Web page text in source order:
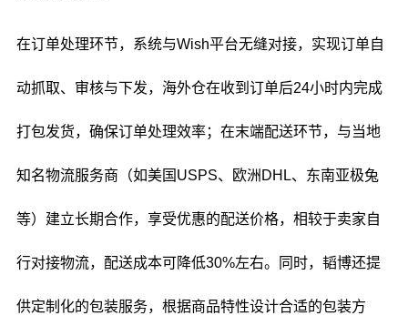
在订单处理环节，系统与Wish平台无缝对接，实现订单自
动抓取、审核与下发，海外仓在收到订单后24小时内完成
打包发货，确保订单处理效率；在末端配送环节，与当地
知名物流服务商（如美国USPS、欧洲DHL、东南亚极兔
等）建立长期合作，享受优惠的配送价格，相较于卖家自
行对接物流，配送成本可降低30%左右。同时，韬博还提
供定制化的包装服务，根据商品特性设计合适的包装方